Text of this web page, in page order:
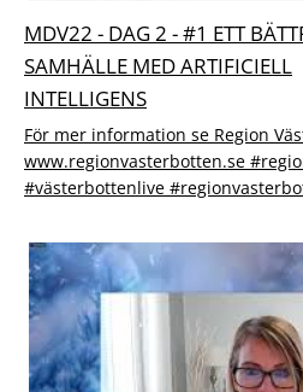
MDV22 - DAG 2 - #1 ETT
SAMHÄLLE MED ARTIFICIELL
INTELLIGENS
För mer information se Region
www.regionvasterbotten.se
#västerbottenlive